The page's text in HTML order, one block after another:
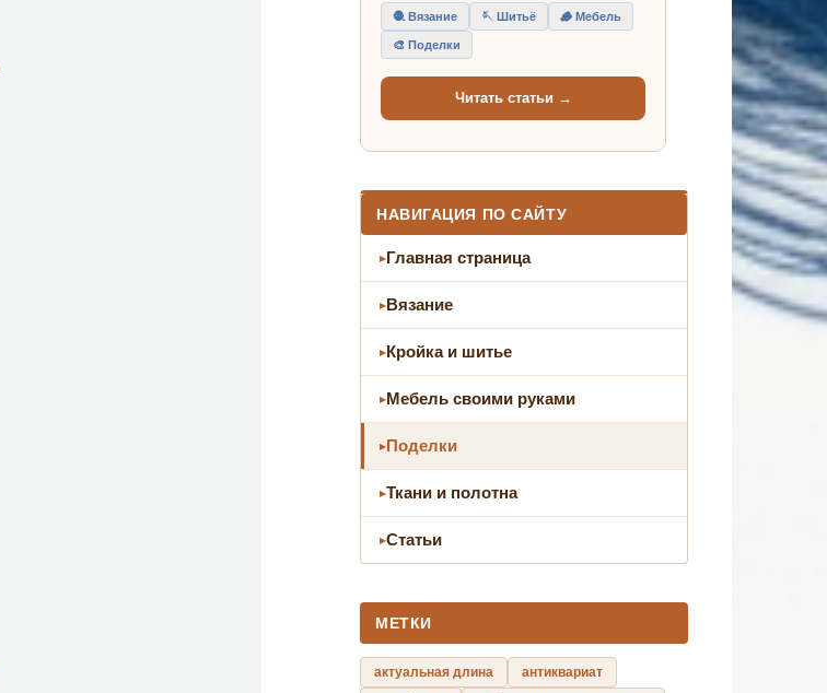
🧶 Вязание 🪡 Шитьё 🪵 Мебель
🎨 Поделки
Читать статьи →
НАВИГАЦИЯ ПО САЙТУ
Главная страница
Вязание
Кройка и шитье
Мебель своими руками
Поделки
Ткани и полотна
Статьи
МЕТКИ
актуальная длина
антиквариат